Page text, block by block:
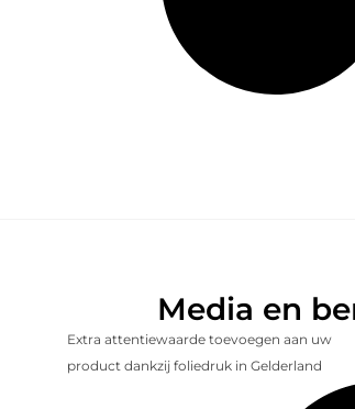
Media en
Extra attentiewaarde toevoegen aan uw
product dankzij foliedruk in Gelderland